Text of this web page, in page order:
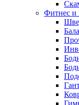
Фитнес и